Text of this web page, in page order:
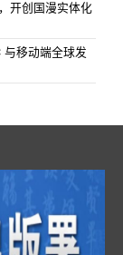
开创国漫实体化
与移动端全球发